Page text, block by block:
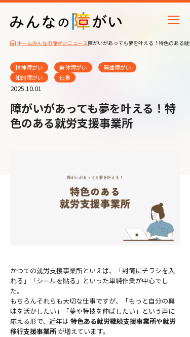
ホームみんなの障がいニュース障がいがあっても夢を叶える！特色のある就
精神障がい 身体障がい
発達障がい
知的障がい
仕事
2025.10.01
障がいがあっても夢を叶える！特
色のある就労支援事業所
かつての就労支援事業所といえば、「封筒にチラシを入
れる」「シールを貼る」といった単純作業が中心でし
た。
もちろんそれらも大切な仕事ですが、「もっと自分の興
味を活かしたい」「夢や特技を伸ばしたい」という声に
応える形で、近年は 特色ある就労継続支援事業所や就労
移行支援事業所が増えています。